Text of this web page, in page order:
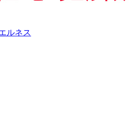
ルネス